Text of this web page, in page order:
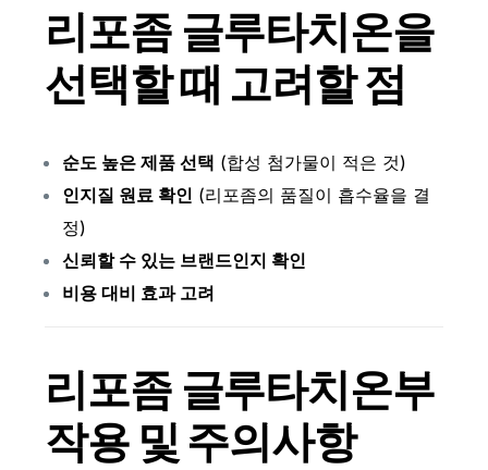
리포좀 글루타치온을
선택할 때 고려할 점
순도 높은 제품 선택 (합성 첨가물이 적은 것)
인지질 원료 확인 (리포좀의 품질이 흡수율을 결
정)
신뢰할 수 있는 브랜드인지 확인
비용 대비 효과 고려
리포좀 글루타치온부
작용 및 주의사항